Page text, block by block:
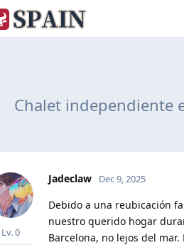
Chalet independiente
Jadeclaw
Lv.0
Dec 9, 2025
Debido a una reubicación
nuestro querido hogar
Barcelona, no lejos del